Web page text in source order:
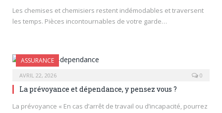
Les chemises et chemisiers restent indémodables et traversent
les temps. Pièces incontournables de votre garde…
ASSURANCE
AVRIL 22, 2026 0
La prévoyance et dépendance, y pensez vous ?
La prévoyance « En cas d’arrêt de travail ou d’incapacité, pourrez